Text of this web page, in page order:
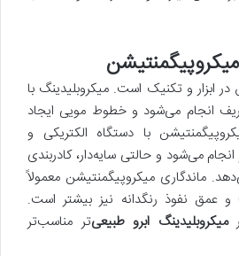
ابزار و تکنیک است. میکروبلیدینگ با
انجام می‌شود و خطوط مویی ایجاد
با دستگاه الکتریکی و
می‌شود و حالتی سایه‌دار، کادربندی
ماندگاری میکروپیگمنتیشن معمولاً
(۳ تا ۵ سال) و عمق نفوذ رنگدانه نیز بیشتر است.
میکروبلیدینگ ابرو طبیعی‌تر مناسب‌تر